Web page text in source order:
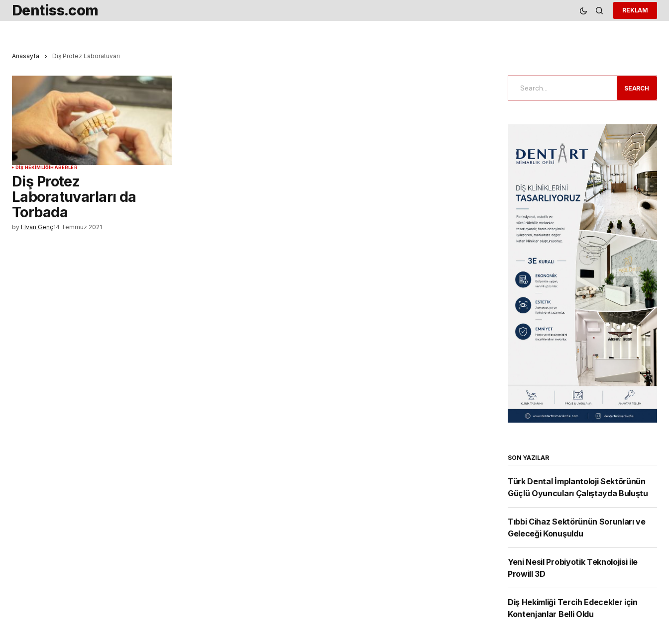
Dentiss.com REKLAM
Anasayfa Diş Protez Laboratuvarı
DIŞ HEKIMLIĞIHABERLER
Diş Protez
Laboratuvarları da
Torbada
by Elvan Genç14 Temmuz 2021
SEARCH
SON YAZILAR
Türk Dental İmplantoloji Sektörünün
Güçlü Oyuncuları Çalıştayda Buluştu
Tıbbi Cihaz Sektörünün Sorunları ve
Geleceği Konuşuldu
Yeni Nesil Probiyotik Teknolojisi ile
Prowill 3D
Diş Hekimliği Tercih Edecekler için
Kontenjanlar Belli Oldu